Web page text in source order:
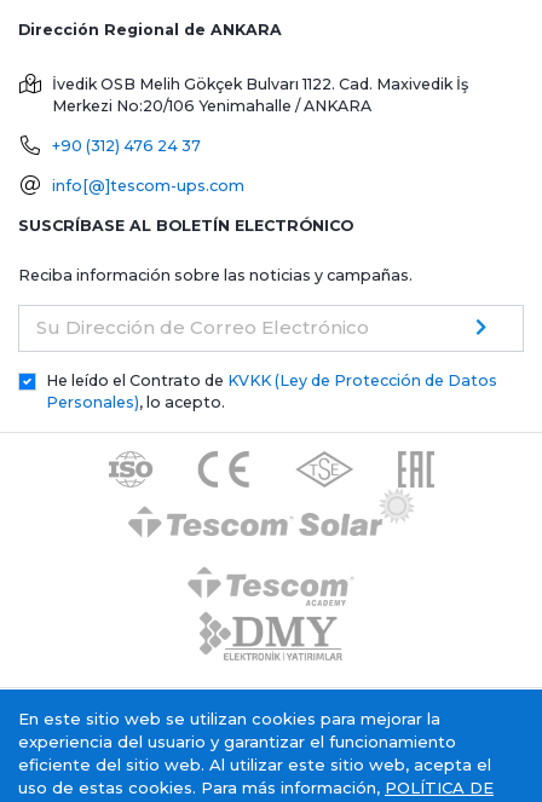
Dirección Regional de ANKARA
İvedik OSB Melih Gökçek Bulvarı 1122. Cad. Maxivedik İş
Merkezi No:20/106 Yenimahalle / ANKARA
+90 (312) 476 24 37
info[@]tescom-ups.com
SUSCRÍBASE AL BOLETÍN ELECTRÓNICO
Reciba información sobre las noticias y campañas.
Su Dirección de Correo Electrónico
He leído el Contrato de KVKK (Ley de Protección de Datos
Personales), lo acepto.
Texto de aclaración general de Tescom Elektronik
Política de cookies
Servicio Sociedad de la Información
En este sitio web se utilizan cookies para mejorar la
experiencia del usuario y garantizar el funcionamiento
eficiente del sitio web. Al utilizar este sitio web, acepta el
uso de estas cookies. Para más información, POLÍTICA DE